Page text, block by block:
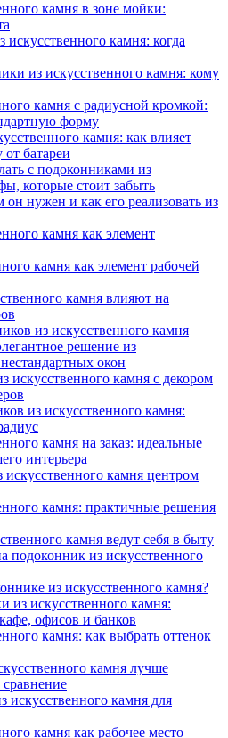
камня в зоне мойки:
камня: когда
из искусственного камня: кому
камня с радиусной кромкой:
форму
камня: как влияет
от батареи
с подоконниками из
которые стоит забыть
нужен и как его реализовать из
камня как элемент
камня как элемент рабочей
камня влияют на
из искусственного камня
решение из
окон
искусственного камня с декором
из искусственного камня:
камня на заказ: идеальные
интерьера
искусственного камня центром
камня: практичные решения
камня ведут себя в быту
подоконник из искусственного
из искусственного камня?
из искусственного камня:
офисов и банков
камня: как выбрать оттенок
камня лучше
искусственного камня для
камня как рабочее место